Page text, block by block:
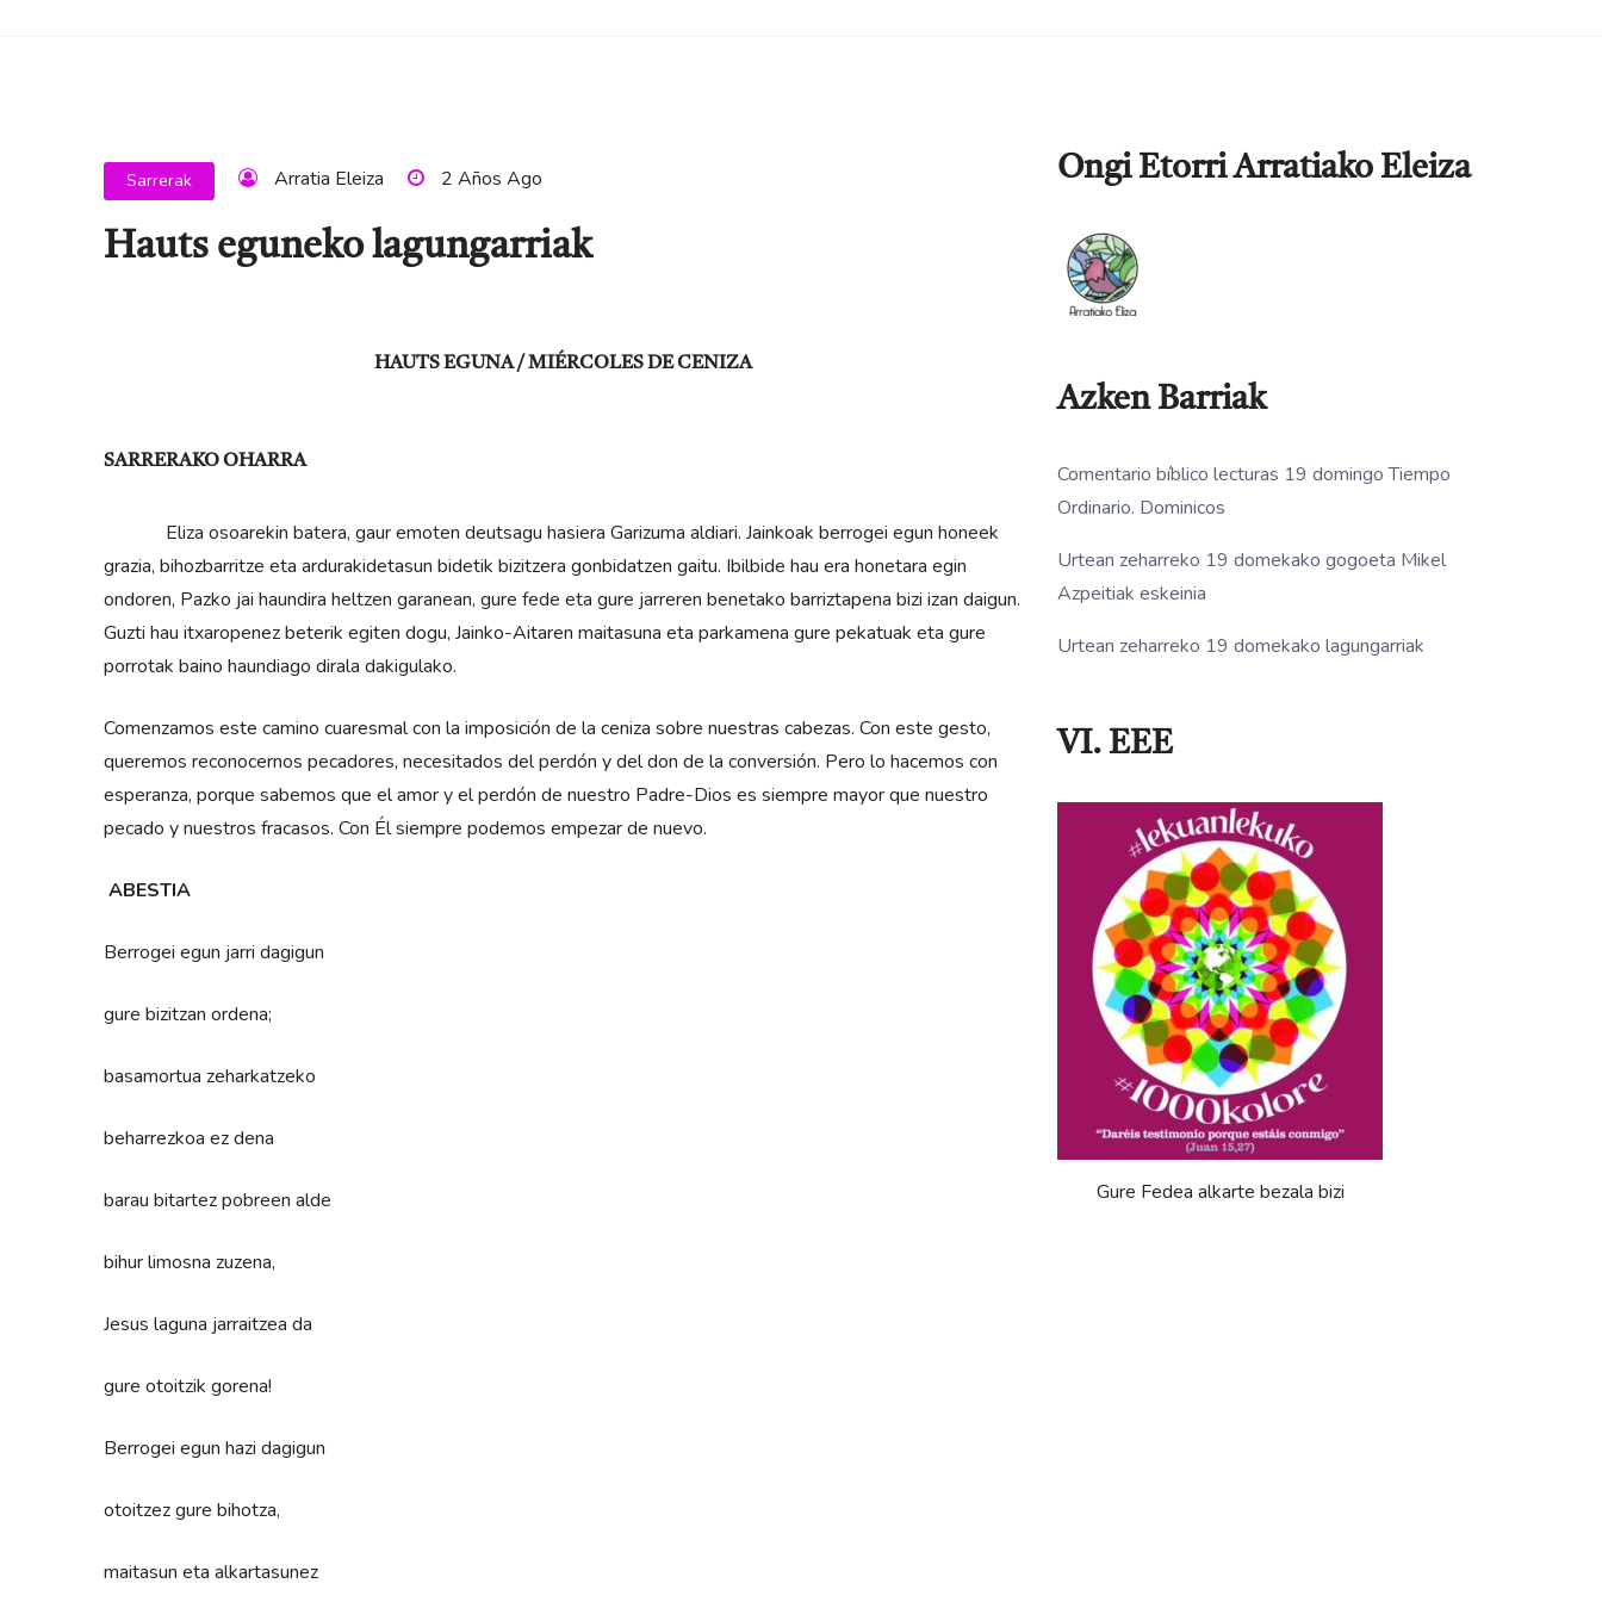
Sarrerak Arratia Eleiza 2 Años Ago
Hauts eguneko lagungarriak
HAUTS EGUNA / MIÉRCOLES DE CENIZA
SARRERAKO OHARRA
Eliza osoarekin batera, gaur emoten deutsagu hasiera Garizuma aldiari. Jainkoak berrogei egun honeek
grazia, bihozbarritze eta ardurakidetasun bidetik bizitzera gonbidatzen gaitu. Ibilbide hau era honetara egin
ondoren, Pazko jai haundira heltzen garanean, gure fede eta gure jarreren benetako barriztapena bizi izan daigun.
Guzti hau itxaropenez beterik egiten dogu, Jainko-Aitaren maitasuna eta parkamena gure pekatuak eta gure
porrotak baino haundiago dirala dakigulako.
Comenzamos este camino cuaresmal con la imposición de la ceniza sobre nuestras cabezas. Con este gesto,
queremos reconocernos pecadores, necesitados del perdón y del don de la conversión. Pero lo hacemos con
esperanza, porque sabemos que el amor y el perdón de nuestro Padre-Dios es siempre mayor que nuestro
pecado y nuestros fracasos. Con Él siempre podemos empezar de nuevo.
ABESTIA
Berrogei egun jarri dagigun
gure bizitzan ordena;
basamortua zeharkatzeko
beharrezkoa ez dena
barau bitartez pobreen alde
bihur limosna zuzena,
Jesus laguna jarraitzea da
gure otoitzik gorena!
Berrogei egun hazi dagigun
otoitzez gure bihotza,
maitasun eta alkartasunez
Ongi Etorri Arratiako Eleiza
Azken Barriak
Comentario bíblico lecturas 19 domingo Tiempo
Ordinario. Dominicos
Urtean zeharreko 19 domekako gogoeta Mikel
Azpeitiak eskeinia
Urtean zeharreko 19 domekako lagungarriak
VI. EEE
Gure Fedea alkarte bezala bizi